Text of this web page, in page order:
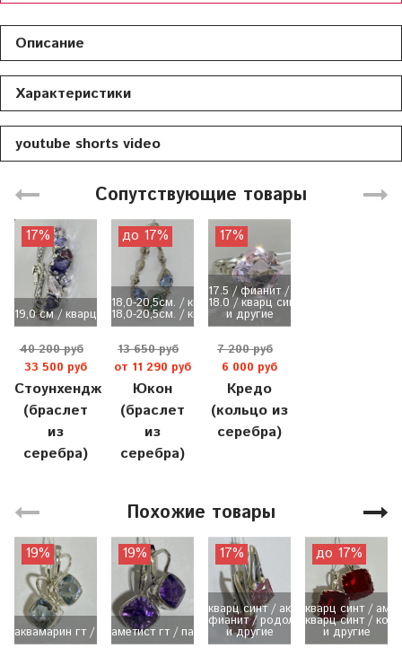
Описание
Характеристики
youtube shorts video
Сопутствующие товары
19,0 см / кварц синт / родо...
17%
40 200 руб
33 500 руб
Стоунхендж
(браслет
из
серебра)
18,0-20,5см. / кварц синт /...
18,0-20,5см. / кварц синт /...
до 17%
13 650 руб
от 11 290 руб
Юкон
(браслет
из
серебра)
17.5 / фианит / турмалин
18.0 / кварц синт / морганит
и другие
17%
7 200 руб
6 000 руб
Кредо
(кольцо из
серебра)
Похожие товары
аквамарин гт / пассивирование
19%
аметист гт / пассивирование
19%
кварц синт / аквамарин
фианит / родолит
и другие
17%
кварц синт /
кварц синт /
и другие
до 17%